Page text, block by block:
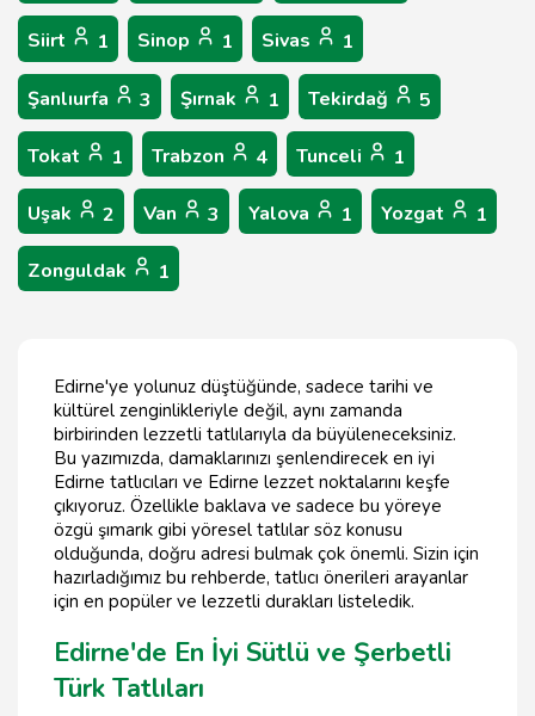
Siirt 1 Sinop 1 Sivas 1
Şanlıurfa 3 Şırnak 1 Tekirdağ 5
Tokat 1 Trabzon 4 Tunceli 1
Uşak 2 Van 3 Yalova 1 Yozgat 1
Zonguldak 1
Edirne'ye yolunuz düştüğünde, sadece tarihi ve
kültürel zenginlikleriyle değil, aynı zamanda
birbirinden lezzetli tatlılarıyla da büyüleneceksiniz.
Bu yazımızda, damaklarınızı şenlendirecek en iyi
Edirne tatlıcıları ve Edirne lezzet noktalarını keşfe
çıkıyoruz. Özellikle baklava ve sadece bu yöreye
özgü şımarık gibi yöresel tatlılar söz konusu
olduğunda, doğru adresi bulmak çok önemli. Sizin için
hazırladığımız bu rehberde, tatlıcı önerileri arayanlar
için en popüler ve lezzetli durakları listeledik.
Edirne'de En İyi Sütlü ve Şerbetli
Türk Tatlıları